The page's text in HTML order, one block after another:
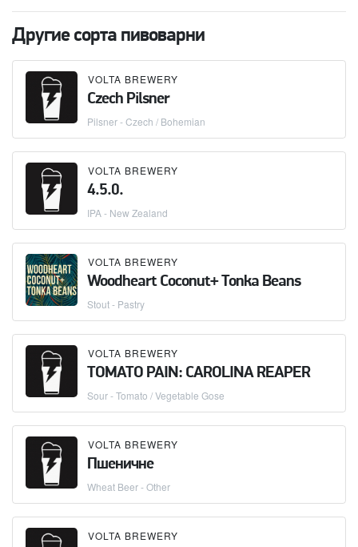
Другие сорта пивоварни
VOLTA BREWERY
Czech Pilsner
Pilsner - Czech / Bohemian
VOLTA BREWERY
4.5.0.
IPA - New Zealand
VOLTA BREWERY
Woodheart Coconut+ Tonka Beans
Stout - Pastry
VOLTA BREWERY
TOMATO PAIN: CAROLINA REAPER
Sour - Tomato / Vegetable Gose
VOLTA BREWERY
Пшеничне
Wheat Beer - Other
VOLTA BREWERY